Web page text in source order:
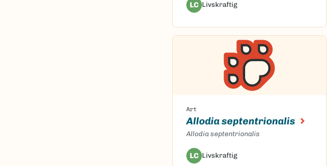
LC Livskraftig
Art
Allodia septentrionalis
Allodia septentrionalis
LC Livskraftig